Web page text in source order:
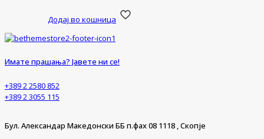
Додај во кошница
Имате прашања? Јавете ни се!
+389 2 2580 852
+389 2 3055 115
Бул. Александар Македонски ББ п.фах 08 1118 , Скопје